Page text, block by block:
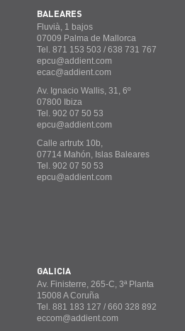
BALEARES
Fluvià, 1 bajos
07009 Palma de Mallorca
Tel. 871 153 503 / 638 731 767
epcu@addient.com
ecac@addient.com
Av. Ignacio Wallis, 31, 6º
07800 Ibiza
Tel. 902 07 50 53
epcu@addient.com
Calle artrutx 10b,
07714 Mahón, Islas Baleares
Tel. 902 07 50 53
epcu@addient.com
GALICIA
Av. Finisterre, 265-C, 3ª Planta
15008 A Coruña
Tel. 881 183 127 / 660 328 892
eccom@addient.com